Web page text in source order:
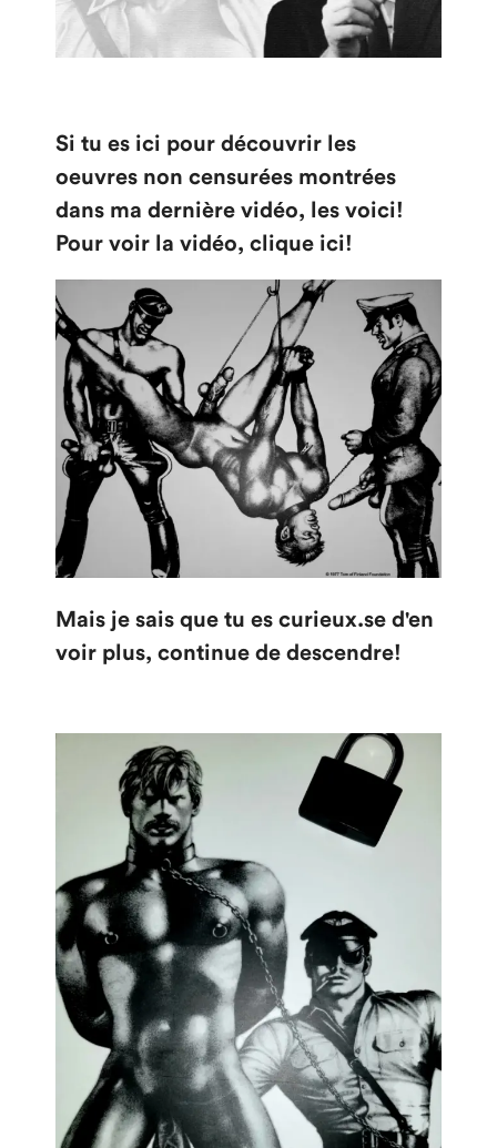
Si tu es ici pour découvrir les
oeuvres non censurées montrées
dans ma dernière vidéo, les voici!
Pour voir la vidéo, clique ici!
Mais je sais que tu es curieux.se d'en
voir plus, continue de descendre!